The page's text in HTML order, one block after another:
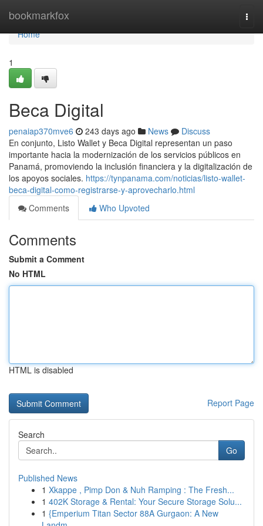
bookmarkfox
Home
Home
1
Beca Digital
penaiap370mve6 243 days ago News
Discuss
En conjunto, Listo Wallet y Beca Digital representan un paso
importante hacia la modernización de los servicios públicos en
Panamá, promoviendo la inclusión financiera y la digitalización de
los apoyos sociales. https://tynpanama.com/noticias/listo-wallet-
beca-digital-como-registrarse-y-aprovecharlo.html
Comments
Who Upvoted
Comments
Submit a Comment
No HTML
HTML is disabled
Report Page
Search
Go
Published News
1 Xkappe , Pimp Don & Nuh Ramping : The Fresh...
1 402K Storage & Rental: Your Secure Storage Solu...
1 {Emperium Titan Sector 88A Gurgaon: A New